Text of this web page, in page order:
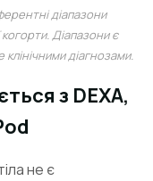
діапазони
Діапазони є
діагнозами.
з DEXA,
не є